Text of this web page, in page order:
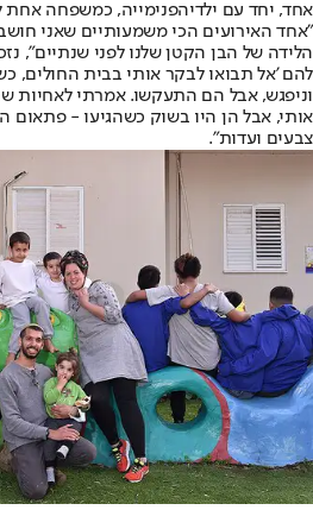
אחד, יחד עם ילדיהפנימייה, כמשפחה אחת
"אחד האירועים הכי משמעותיים שאני
הלידה של הבן הקטן שלנו לפני שנתיים",
להם 'אל תבואו לבקר אותי בבית החולים,
וניפגש, אבל הם התעקשו. אמרתי לאחיות
אותי, אבל הן היו בשוק כשהגיעו - פתאום
צבעים ועדות".